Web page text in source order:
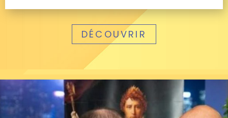
DÉCOUVRIR